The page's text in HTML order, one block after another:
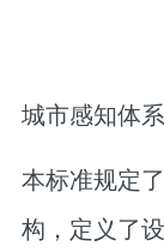
城市感知体
本标准规定
构，定义了